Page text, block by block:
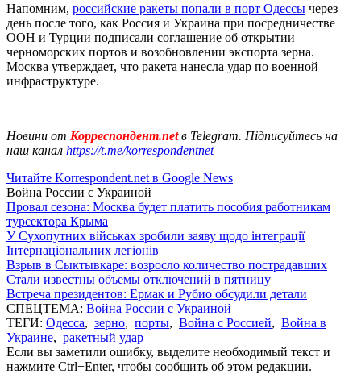
Напомним, российские ракеты попали в порт Одессы через
день после того, как Россия и Украина при посредничестве
ООН и Турции подписали соглашение об открытии
черноморских портов и возобновлении экспорта зерна.
Москва утверждает, что ракета нанесла удар по военной
инфраструктуре.
Новини от Корреспондент.netв Telegram. Підписуйтесь на
наш канал https://t.me/korrespondentnet
Читайте Korrespondent.net в Google News
Война России с Украиной
Провал сезона: Москва будет платить пособия работникам
турсектора Крыма
У Сухопутних військах зробили заяву щодо інтеграції
Інтернаціональних легіонів
Взрыв в Сыктывкаре: возросло количество пострадавших
Стали известны объемы отключений в пятницу
Встреча президентов: Ермак и Рубио обсудили детали
СПЕЦТЕМА: Война России с Украиной
ТЕГИ: Одесса, зерно, порты, Война с Россией, Война в
Украине, ракетный удар
Если вы заметили ошибку, выделите необходимый текст и
нажмите Ctrl+Enter, чтобы сообщить об этом редакции.